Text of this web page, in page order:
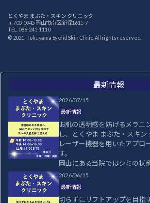
とくやま まぶた・スキン クリニック
〒700-0945 岡山市南区新保1615-7
TEL. 086-241-1110
© 2021 Tokuyama Eyelid Skin Clinic, All rights reserved.
最新情報
2026/07/15
最新情報
お肌の透明感を妨げるメラニ
し、とくやま まぶた・スキン
レーザー機器を用いたアプロ
す。
岡山にある当院ではシミの状
診断と最適なレーザー波長の
を抑えつつ効率的に色素を分
を行うことが可能です。
2026/06/15
最新情報
切らずにリフトアップを目指